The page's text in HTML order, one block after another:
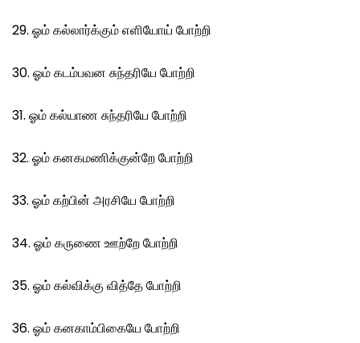
29. ஓம் கல்லார்க்கும் எளியோய் போற்றி
30. ஓம் கடம்பவன சுந்தரியே போற்றி
31. ஓம் கல்யாண சுந்தரியே போற்றி
32. ஓம் கனகமணிக்குன்றே போற்றி
33. ஓம் கற்பின் அரசியே போற்றி
34. ஓம் கருணை ஊற்றே போற்றி
35. ஓம் கல்விக்கு வித்தே போற்றி
36. ஓம் கனகாம்பிகையே போற்றி